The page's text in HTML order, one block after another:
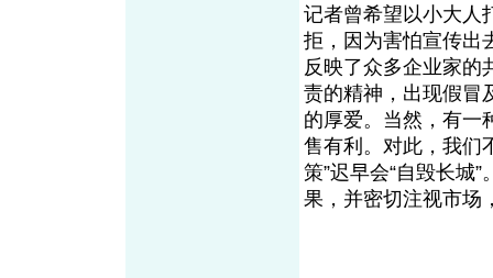
记者曾希望以小大
拒，因为害怕宣传出
反映了众多企业家的
责的精神，出现假冒
的厚爱。当然，有一
售有利。对此，我们
策”迟早会“自毁长城
果，并密切注视市场